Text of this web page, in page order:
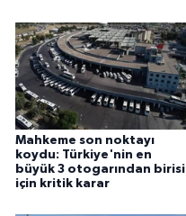
Mahkeme son noktayı
koydu: Türkiye'nin en
büyük 3 otogarından birisi
için kritik karar